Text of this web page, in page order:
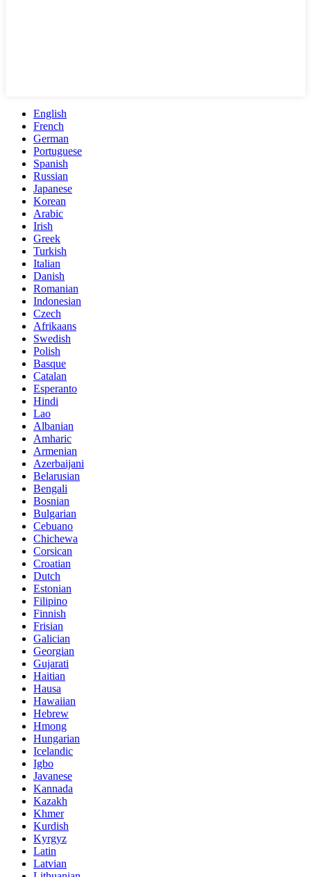
English
French
German
Portuguese
Spanish
Russian
Japanese
Korean
Arabic
Irish
Greek
Turkish
Italian
Danish
Romanian
Indonesian
Czech
Afrikaans
Swedish
Polish
Basque
Catalan
Esperanto
Hindi
Lao
Albanian
Amharic
Armenian
Azerbaijani
Belarusian
Bengali
Bosnian
Bulgarian
Cebuano
Chichewa
Corsican
Croatian
Dutch
Estonian
Filipino
Finnish
Frisian
Galician
Georgian
Gujarati
Haitian
Hausa
Hawaiian
Hebrew
Hmong
Hungarian
Icelandic
Igbo
Javanese
Kannada
Kazakh
Khmer
Kurdish
Kyrgyz
Latin
Latvian